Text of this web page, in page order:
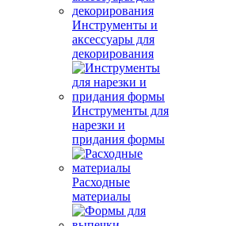
Инструменты и
аксессуары для
декорирования
Инструменты для
нарезки и
придания формы
Расходные
материалы